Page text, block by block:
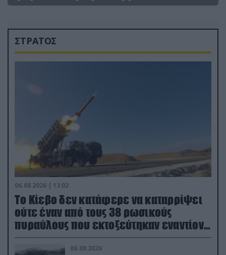
ΣΤΡΑΤΟΣ
06.08.2026 | 13:02
Το Κίεβο δεν κατάφερε να καταρρίψει
ούτε έναν από τους 38 ρωσικούς
πυραύλους που εκτοξεύτηκαν εναντίον
του
06.08.2026